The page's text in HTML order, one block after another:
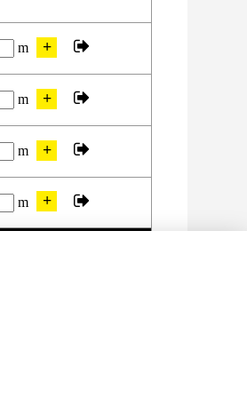
m
m
m
m